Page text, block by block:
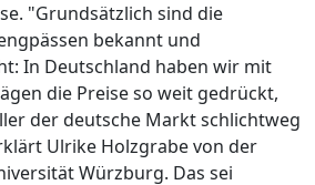
"Grundsätzlich sind die
bekannt und
In Deutschland haben wir mit
die Preise so weit gedrückt,
der deutsche Markt schlichtweg
Ulrike Holzgrabe von der
Würzburg. Das sei